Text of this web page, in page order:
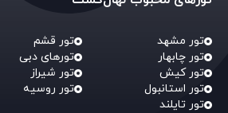
تور مشهد
تور قشم
تور چابهار
تورهای دبی
تور کیش
تور شیراز
تور استانبول
تور روسیه
تور تایلند